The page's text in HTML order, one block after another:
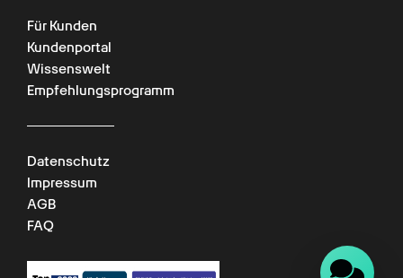
Für Kunden
Kundenportal
Wissenswelt
Empfehlungsprogramm
Datenschutz
Impressum
AGB
FAQ
Chat verfügbar